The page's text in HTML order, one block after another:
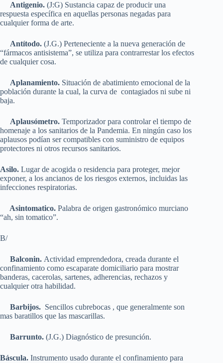
Antigenio. (J:G) Sustancia capaz de producir una
respuesta específica en aquellas personas negadas para
cualquier forma de arte.
Antítodo. (J.G.) Perteneciente a la nueva generación de
“fármacos antisistema”, se utiliza para contrarrestar los efectos
de cualquier cosa.
Aplanamiento. Situación de abatimiento emocional de la
población durante la cual, la curva de contagiados ni sube ni
baja.
Aplausómetro. Temporizador para controlar el tiempo de
homenaje a los sanitarios de la Pandemia. En ningún caso los
aplausos podían ser compatibles con suministro de equipos
protectores ni otros recursos sanitarios.
Asilo. Lugar de acogida o residencia para proteger, mejor
exponer, a los ancianos de los riesgos externos, incluidas las
infecciones respiratorias.
Asintomatico. Palabra de origen gastronómico murciano
“ah, sin tomatico”.
B/
Balconin. Actividad emprendedora, creada durante el
confinamiento como escaparate domiciliario para mostrar
banderas, cacerolas, sartenes, adherencias, rechazos y
cualquier otra habilidad.
Barbijos. Sencillos cubrebocas , que generalmente son
mas baratillos que las mascarillas.
Barrunto. (J.G.) Diagnóstico de presunción.
Báscula. Instrumento usado durante el confinamiento para